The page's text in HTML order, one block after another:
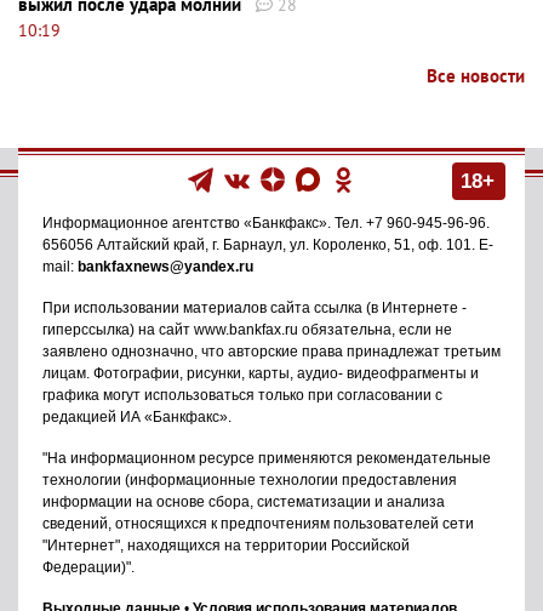
10:19
Все новости
18+
Информационное агентство «Банкфакс» . Тел. +7 960-945-96-96
656056 Алтайский край, г. Барнаул ул. Короленко, 51, оф. 101
. E-
mail: bankfaxnews@yandex.ru
При использовании материалов сайта ссылка (в Интернете -
гиперссылка) на сайт www.bankfax.ru обязательна, если не
заявлено однозначно, что авторские права принадлежат третьим
лицам. Фотографии, рисунки, карты, аудио- видеофрагменты и
графика могут использоваться только при согласовании с
редакцией ИА «Банкфакс».
"На информационном ресурсе применяются рекомендательные
технологии (информационные технологии предоставления
информации на основе сбора, систематизации и анализа
сведений, относящихся к предпочтениям пользователей сети
"Интернет", находящихся на территории Российской
Федерации)".